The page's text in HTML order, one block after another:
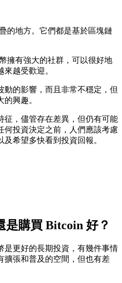
的地方。它們都是基於區塊鏈
擁有強大的社群，可以很好地
越受歡迎。
動的影響，而且非常不穩定，但
興趣。
征，儘管存在差異，但仍有可能
何投資決定之前，人們應該考慮
希望多快看到投資回報。
是購買 Bitcoin 好？
是更好的長期投資，有幾件事情
擴張和普及的空間，但也有差